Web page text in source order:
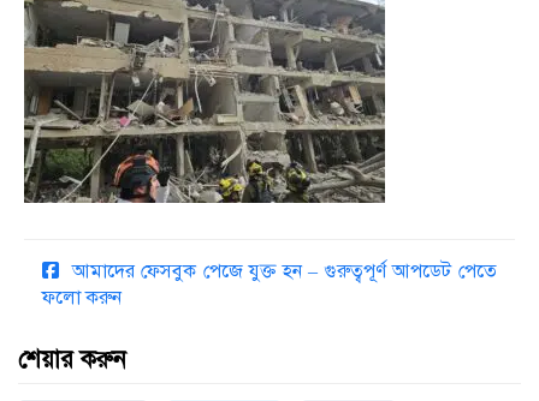
আমাদের ফেসবুক পেজে যুক্ত হন – গুরুত্বপূর্ণ আপডেট পেতে
ফলো করুন
শেয়ার করুন